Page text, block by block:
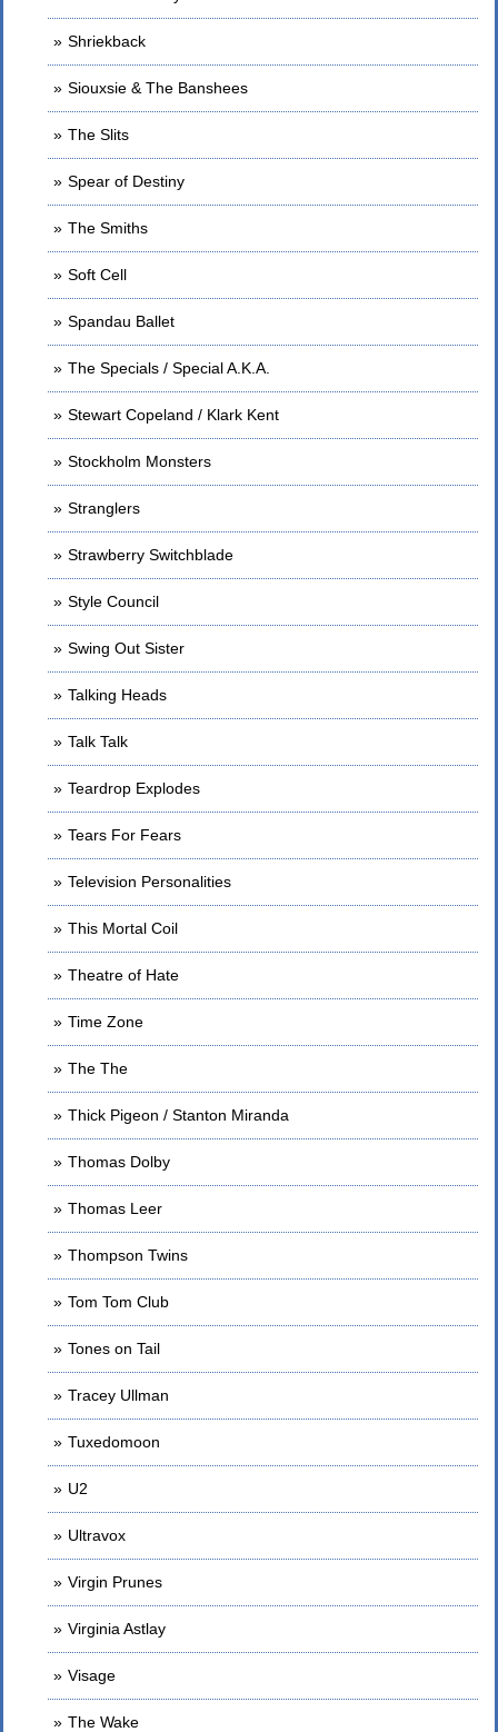
Shriekback
Siouxsie & The Banshees
The Slits
Spear of Destiny
The Smiths
Soft Cell
Spandau Ballet
The Specials / Special A.K.A.
Stewart Copeland / Klark Kent
Stockholm Monsters
Stranglers
Strawberry Switchblade
Style Council
Swing Out Sister
Talking Heads
Talk Talk
Teardrop Explodes
Tears For Fears
Television Personalities
This Mortal Coil
Theatre of Hate
Time Zone
The The
Thick Pigeon / Stanton Miranda
Thomas Dolby
Thomas Leer
Thompson Twins
Tom Tom Club
Tones on Tail
Tracey Ullman
Tuxedomoon
U2
Ultravox
Virgin Prunes
Virginia Astlay
Visage
The Wake